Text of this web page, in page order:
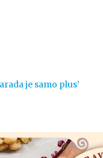
je samo plus’